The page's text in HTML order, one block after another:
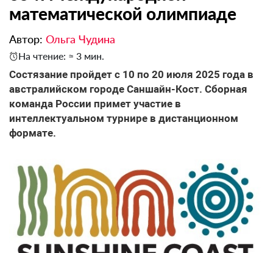
математической олимпиаде
Автор: Ольга Чудина
На чтение: ≈ 3 мин.
Состязание пройдет с 10 по 20 июля 2025 года в
австралийском городе Саншайн-Кост. Сборная
команда России примет участие в
интеллектуальном турнире в дистанционном
формате.